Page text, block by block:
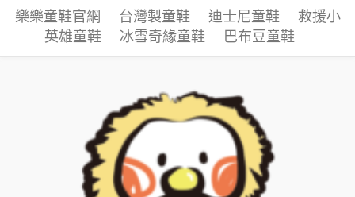
樂樂童鞋官網 台灣製童鞋 迪士尼童鞋
救援小
英雄童鞋
冰雪奇緣童鞋 巴布豆童鞋